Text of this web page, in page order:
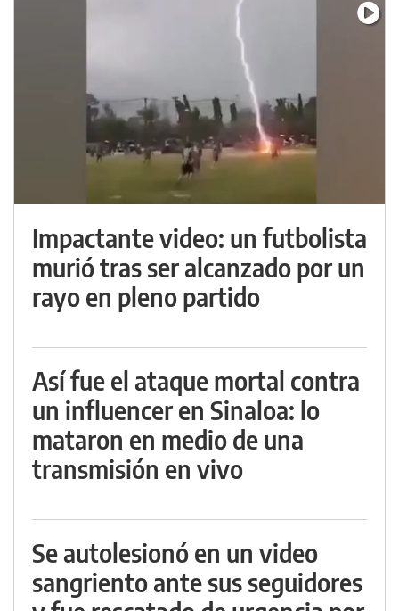
Impactante video: un futbolista
murió tras ser alcanzado por un
rayo en pleno partido
Así fue el ataque mortal contra
un influencer en Sinaloa: lo
mataron en medio de una
transmisión en vivo
Se autolesionó en un video
sangriento ante sus seguidores